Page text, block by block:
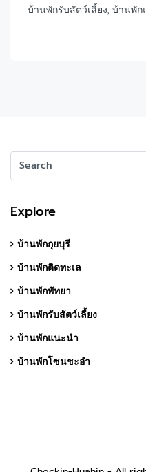
บ้านพักรับสัตว์เลี้ยง, บ้านพั
Explore
บ้านพักกุยบุรี
บ้านพักติดทะเล
บ้านพักพัทยา
บ้านพักรับสัตว์เลี้ยง
บ้านพักแนะนำ
บ้านพักโซนชะอำ